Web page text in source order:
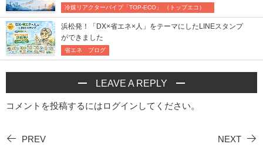
冷媒リアクターパイプ「TOP-ECO」 （トップエコ）
浜松発！「DX×省エネ×人」をテーマにしたLINEスタンプ
ができました
省エネ ブログ
LEAVE A REPLY
コメントを投稿するにはログイン してください。
PREV NEXT